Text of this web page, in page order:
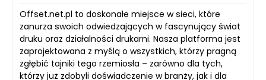
Offset.net.pl to doskonałe miejsce w sieci, które
zanurza swoich odwiedzających w fascynujący świat
druku oraz działalności drukarni. Nasza platforma jest
zaprojektowana z myślą o wszystkich, którzy pragną
zgłębić tajniki tego rzemiosła – zarówno dla tych,
którzy już zdobyli doświadczenie w branży, jak i dla